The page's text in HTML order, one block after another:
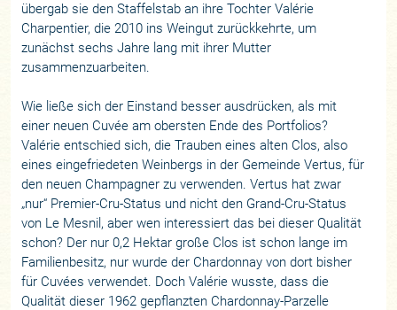
übergab sie den Staffelstab an ihre Tochter Valérie
Charpentier, die 2010 ins Weingut zurückkehrte, um
zunächst sechs Jahre lang mit ihrer Mutter
zusammenzuarbeiten.
Wie ließe sich der Einstand besser ausdrücken, als mit
einer neuen Cuvée am obersten Ende des Portfolios?
Valérie entschied sich, die Trauben eines alten Clos, also
eines eingefriedeten Weinbergs in der Gemeinde Vertus, für
den neuen Champagner zu verwenden. Vertus hat zwar
„nur“ Premier-Cru-Status und nicht den Grand-Cru-Status
von Le Mesnil, aber wen interessiert das bei dieser Qualität
schon? Der nur 0,2 Hektar große Clos ist schon lange im
Familienbesitz, nur wurde der Chardonnay von dort bisher
für Cuvées verwendet. Doch Valérie wusste, dass die
Qualität dieser 1962 gepflanzten Chardonnay-Parzelle